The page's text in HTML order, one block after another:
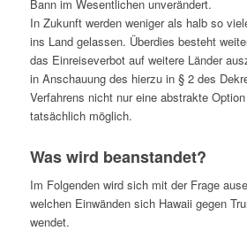
Bann im Wesentlichen unverändert.
In Zukunft werden weniger als halb so
ins Land gelassen. Überdies besteht
das Einreiseverbot auf weitere Länder
in Anschauung des hierzu in § 2 des
Verfahrens nicht nur eine abstrakte
tatsächlich möglich.
Was wird beanstandet?
Im Folgenden wird sich mit der Frage
welchen Einwänden sich Hawaii gegen
wendet.